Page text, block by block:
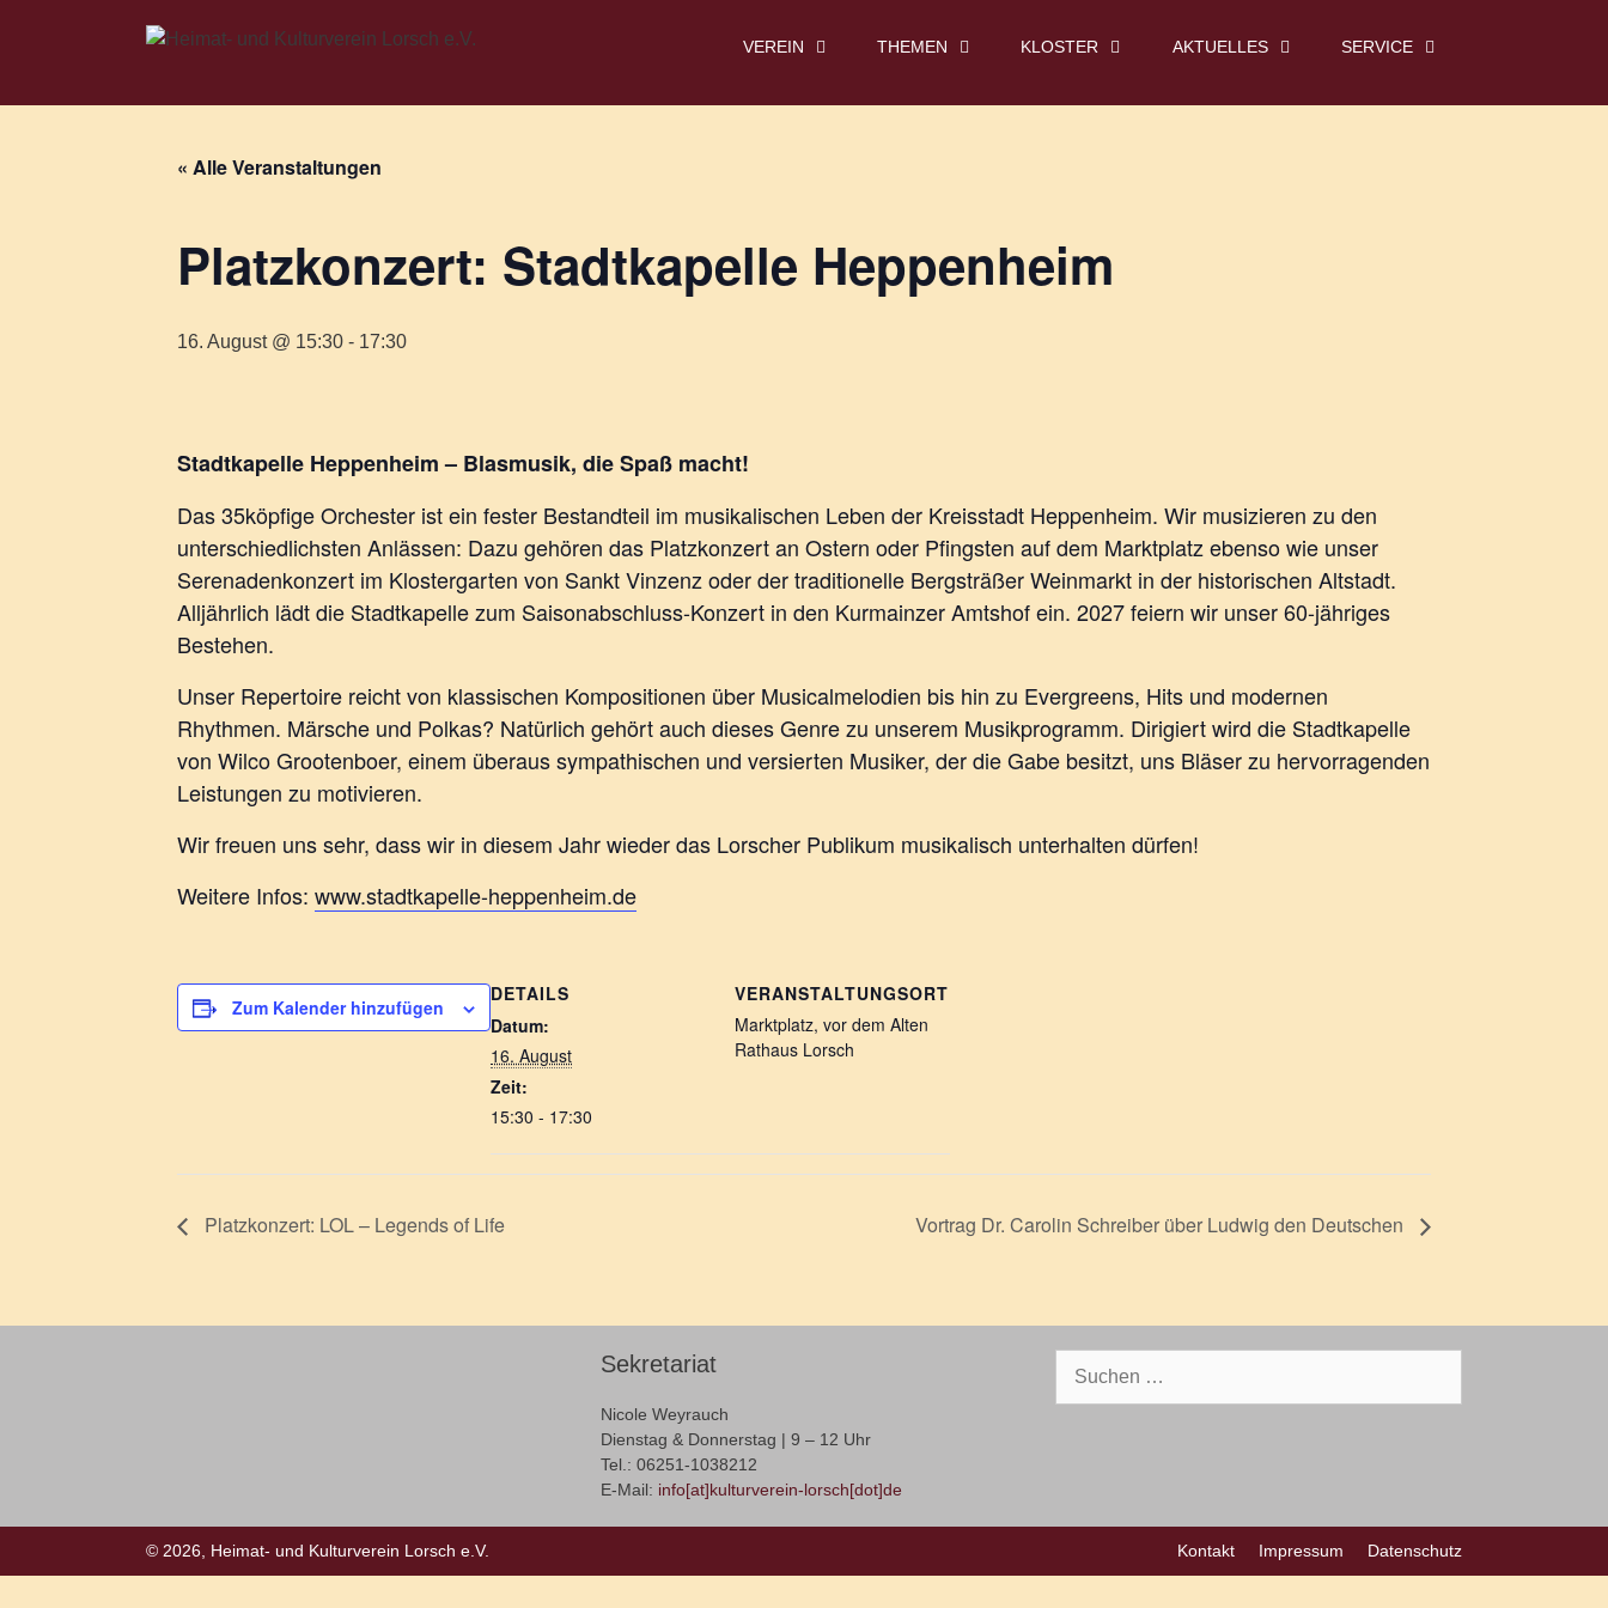
VEREIN THEMEN KLOSTER AKTUELLES SERVICE
« Alle Veranstaltungen
Platzkonzert: Stadtkapelle Heppenheim
16. August @ 15:30 - 17:30
Stadtkapelle Heppenheim – Blasmusik, die Spaß macht!
Das 35köpfige Orchester ist ein fester Bestandteil im musikalischen Leben der Kreisstadt Heppenheim. Wir musizieren zu den
unterschiedlichsten Anlässen: Dazu gehören das Platzkonzert an Ostern oder Pfingsten auf dem Marktplatz ebenso wie unser
Serenadenkonzert im Klostergarten von Sankt Vinzenz oder der traditionelle Bergsträßer Weinmarkt in der historischen Altstadt.
Alljährlich lädt die Stadtkapelle zum Saisonabschluss-Konzert in den Kurmainzer Amtshof ein. 2027 feiern wir unser 60-jähriges
Bestehen.
Unser Repertoire reicht von klassischen Kompositionen über Musicalmelodien bis hin zu Evergreens, Hits und modernen
Rhythmen. Märsche und Polkas? Natürlich gehört auch dieses Genre zu unserem Musikprogramm. Dirigiert wird die Stadtkapelle
von Wilco Grootenboer, einem überaus sympathischen und versierten Musiker, der die Gabe besitzt, uns Bläser zu hervorragenden
Leistungen zu motivieren.
Wir freuen uns sehr, dass wir in diesem Jahr wieder das Lorscher Publikum musikalisch unterhalten dürfen!
Weitere Infos: www.stadtkapelle-heppenheim.de
Zum Kalender hinzufügen
DETAILS
Datum:
16. August
Zeit:
15:30 - 17:30
VERANSTALTUNGSORT
Marktplatz, vor dem Alten
Rathaus Lorsch
Platzkonzert: LOL – Legends of Life Vortrag Dr. Carolin Schreiber über Ludwig den Deutschen
Sekretariat
Nicole Weyrauch
Dienstag & Donnerstag | 9 – 12 Uhr
Tel.: 06251-1038212
E-Mail: info[at]kulturverein-lorsch[dot]de
nach:
Kontakt Impressum Datenschutz
© 2026, Heimat- und Kulturverein Lorsch e.V.